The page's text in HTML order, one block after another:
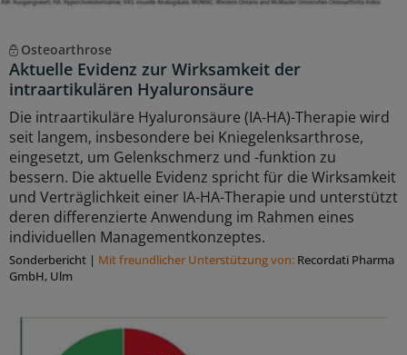
Osteoarthrose
Aktuelle Evidenz zur Wirksamkeit der
intraartikulären Hyaluronsäure
Die intraartikuläre Hyaluronsäure (IA-HA)-Therapie wird
seit langem, insbesondere bei Kniegelenksarthrose,
eingesetzt, um Gelenkschmerz und -funktion zu
bessern. Die aktuelle Evidenz spricht für die Wirksamkeit
und Verträglichkeit einer IA-HA-Therapie und unterstützt
deren differenzierte Anwendung im Rahmen eines
individuellen Managementkonzeptes.
Sonderbericht | Mit freundlicher Unterstützung von: Recordati Pharma
GmbH, Ulm